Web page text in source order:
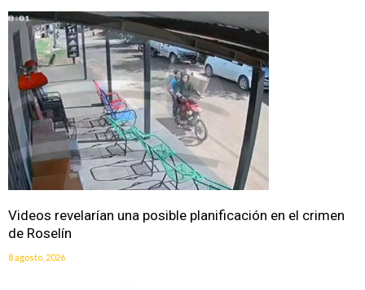
Videos revelarían una posible planificación en el crimen
de Roselín
8 agosto, 2026